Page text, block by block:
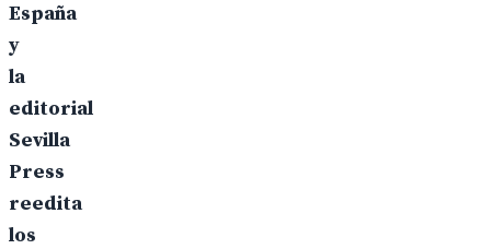
España
y
la
editorial
Sevilla
Press
reedita
los